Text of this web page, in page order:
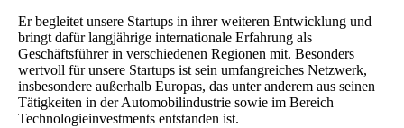
Er begleitet unsere Startups in ihrer weiteren Entwicklung und
bringt dafür langjährige internationale Erfahrung als
Geschäftsführer in verschiedenen Regionen mit. Besonders
wertvoll für unsere Startups ist sein umfangreiches Netzwerk,
insbesondere außerhalb Europas, das unter anderem aus seinen
Tätigkeiten in der Automobilindustrie sowie im Bereich
Technologieinvestments entstanden ist.